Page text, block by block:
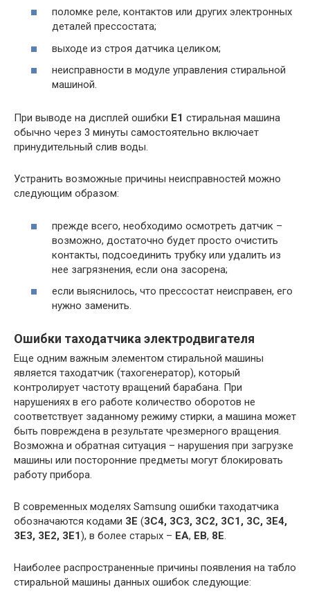
поломке реле, контактов или других электронных
деталей прессостата;
выходе из строя датчика целиком;
неисправности в модуле управления стиральной
машиной.
При выводе на дисплей ошибки E1 стиральная машина
обычно через 3 минуты самостоятельно включает
принудительный слив воды.
Устранить возможные причины неисправностей можно
следующим образом:
прежде всего, необходимо осмотреть датчик –
возможно, достаточно будет просто очистить
контакты, подсоединить трубку или удалить из
нее загрязнения, если она засорена;
если выяснилось, что прессостат неисправен, его
нужно заменить.
Ошибки таходатчика электродвигателя
Еще одним важным элементом стиральной машины
является таходатчик (тахогенератор), который
контролирует частоту вращений барабана. При
нарушениях в его работе количество оборотов не
соответствует заданному режиму стирки, а машина может
быть повреждена в результате чрезмерного вращения.
Возможна и обратная ситуация – нарушения при загрузке
машины или посторонние предметы могут блокировать
работу прибора.
В современных моделях Samsung ошибки таходатчика
обозначаются кодами 3E (3C4, 3C3, 3C2, 3C1, 3C, 3E4,
3E3, 3E2, 3E1), в более старых – EA, EB, 8E.
Наиболее распространенные причины появления на табло
стиральной машины данных ошибок следующие: